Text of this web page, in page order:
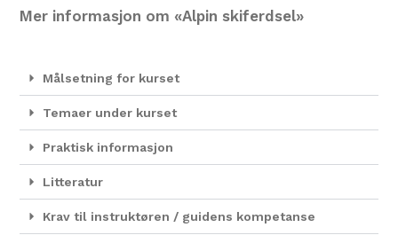
Mer informasjon om «Alpin skiferdsel»
Målsetning for kurset
Temaer under kurset
Praktisk informasjon
Litteratur
Krav til instruktøren / guidens kompetanse